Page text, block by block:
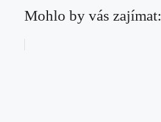
Mohlo by vás zajímat: